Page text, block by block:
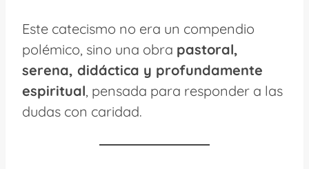
Este catecismo no era un compendio
polémico, sino una obra pastoral,
serena, didáctica y profundamente
espiritual, pensada para responder a las
dudas con caridad.